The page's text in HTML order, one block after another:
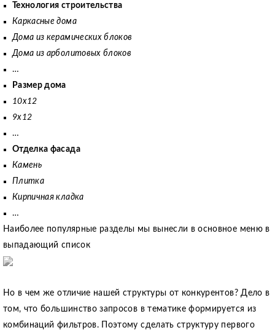
Технология строительства
Каркасные дома
Дома из керамических блоков
Дома из арболитовых блоков
…
Размер дома
10х12
9х12
…
Отделка фасада
Камень
Плитка
Кирпичная кладка
…
Наиболее популярные разделы мы вынесли в основное меню в
выпадающий список
Но в чем же отличие нашей структуры от конкурентов? Дело в
том, что большинство запросов в тематике формируется из
комбинаций фильтров. Поэтому сделать структуру первого